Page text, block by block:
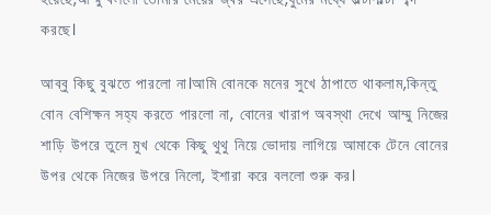
করছে।
আব্বু কিছু বুঝতে পারলো না।আমি বোনকে মনের সুখে ঠাপাতে থাকলাম,কিন্তু
বোন বেশিক্ষন সহ্য করতে পারলো না, বোনের খারাপ অবস্থা দেখে আম্মু নিজের
শাড়ি উপরে তুলে মুখ থেকে কিছু থুথু নিয়ে ভোদায় লাগিয়ে আমাকে টেনে বোনের
উপর থেকে নিজের উপরে নিলো, ইশারা করে বললো শুরু কর।